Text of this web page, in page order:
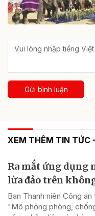
Gửi bình luận
XEM THÊM TIN TỨC
Ra mắt ứng dụng
lừa đảo trên
Ban Thanh niên Công
"Mô phỏng phòng,